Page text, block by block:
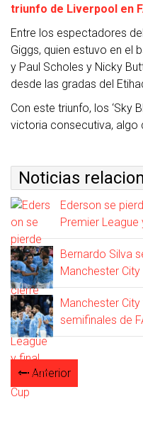
triunfo de Liverpool en
Entre los espectadores
Giggs, quien estuvo en el
y Paul Scholes y Nicky
desde las gradas del
Con este triunfo, los ‘Sky
victoria consecutiva, algo
Noticias
Ederson se
Premier League
Bernardo Silva
Manchester City
Manchester
semifinales de
Anterior